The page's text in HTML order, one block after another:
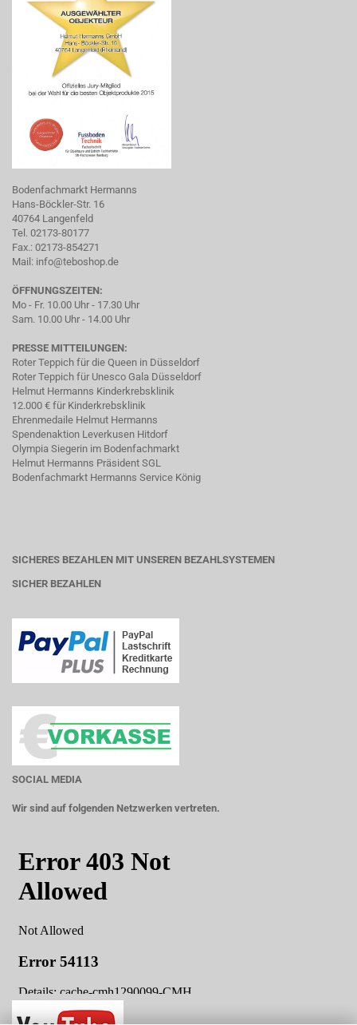
Bodenfachmarkt Hermanns
Hans-Böckler-Str. 16
40764 Langenfeld
Tel. 02173-80177
Fax.: 02173-854271
Mail: info@teboshop.de
ÖFFNUNGSZEITEN:
Mo - Fr. 10.00 Uhr - 17.30 Uhr
Sam. 10.00 Uhr - 14.00 Uhr
PRESSE MITTEILUNGEN:
Roter Teppich für die Queen in Düsseldorf
Roter Teppich für Unesco Gala Düsseldorf
Helmut Hermanns Kinderkrebsklinik
12.000 € für Kinderkrebsklinik
Ehrenmedaile Helmut Hermanns
Spendenaktion Leverkusen Hitdorf
Olympia Siegerin im Bodenfachmarkt
Helmut Hermanns Präsident SGL
Bodenfachmarkt Hermanns Service König
SICHERES BEZAHLEN MIT UNSEREN BEZAHLSYSTEMEN
SICHER BEZAHLEN
SOCIAL MEDIA
Wir sind auf folgenden Netzwerken vertreten.